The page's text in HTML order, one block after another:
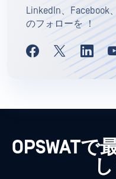
LinkedIn、Facebook
のフォローを ！
OPSWATで